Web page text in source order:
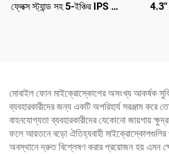
ফ্লেক্স স্ট্যান্ড সহ 5-ইঞ্চির IPS স্ক্রিন
4.3"
মোবাইল ফোন মাইক্রোস্কোপের অসংখ্য আকর্ষক
ব্যবহারকারীদের জন্য একটি অপরিহার্য সরঞ্জাম
বাহনযোগ্যতা ব্যবহারকারীদের যেকোনো জায়গায়
ফলে আয়তনে বড়ো ঐতিহ্যবাহী মাইক্রোস্কোপগুলির
অবস্থানে দ্রুত বিশ্লেষণ করার প্রয়োজন হয় এমন